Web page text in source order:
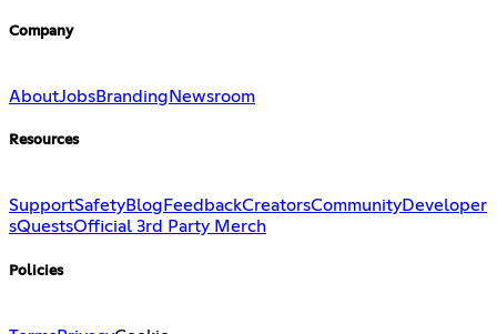
Company
AboutJobsBranding Newsroom
Resources
SupportSafetyBlog FeedbackCreatorsCommunityDeveloper
sQuestsOfficial 3rd Party Merch
Policies